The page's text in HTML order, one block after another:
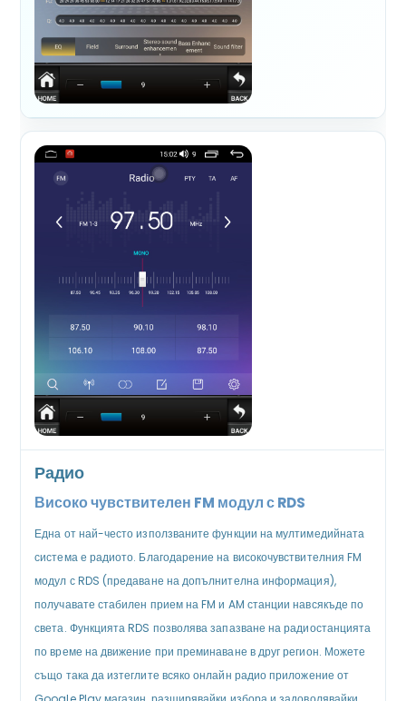
Радио
Високо чувствителен FM модул с RDS
Една от най-често използваните функции на мултимедийната
система е радиото. Благодарение на високочувствителния FM
модул с RDS (предаване на допълнителна информация),
получавате стабилен прием на FM и AM станции навсякъде по
света. Функцията RDS позволява запазване на радиостанцията
по време на движение при преминаване в друг регион. Можете
също така да изтеглите всяко онлайн радио приложение от